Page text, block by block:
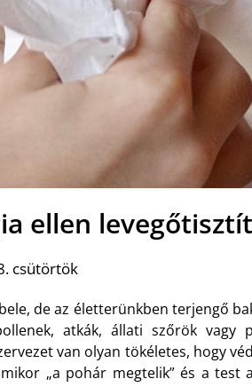
ellen
csütörtök
de az életterünkben terjengő
atkák, állati szőrök vagy
van olyan tökéletes, hogy
„a pohár megtelik” és a test